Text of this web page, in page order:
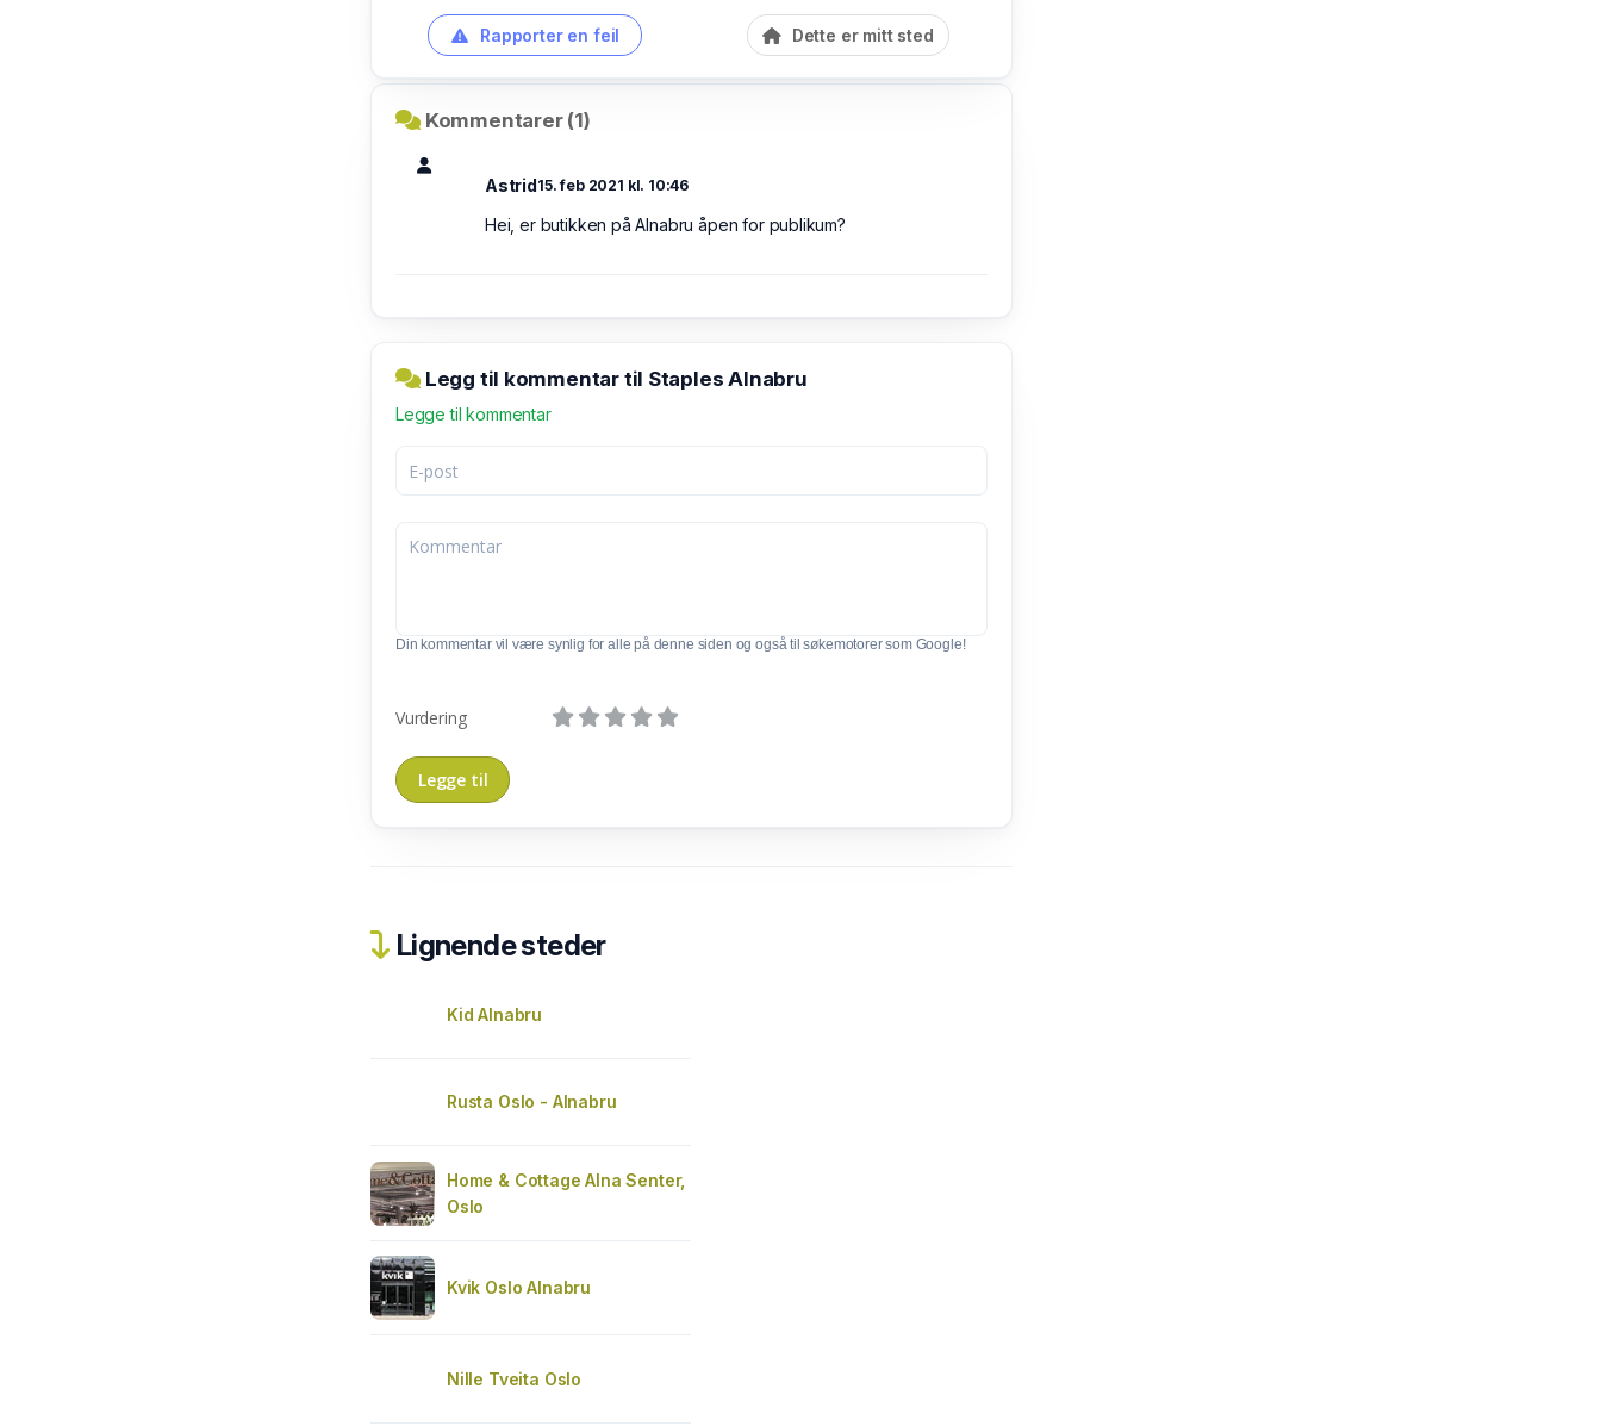
Rapporter en feil Dette er mitt sted
Kommentarer (1)
Astrid15. feb 2021 kl. 10:46
Hei, er butikken på Alnabru åpen for publikum?
Legg til kommentar til Staples Alnabru
Legge til kommentar
Din kommentar vil være synlig for alle på denne siden og også til søkemotorer som Google!
Vurdering
Lignende steder
Kid Alnabru
Rusta Oslo - Alnabru
Home & Cottage Alna Senter,
Oslo
Kvik Oslo Alnabru
Nille Tveita Oslo